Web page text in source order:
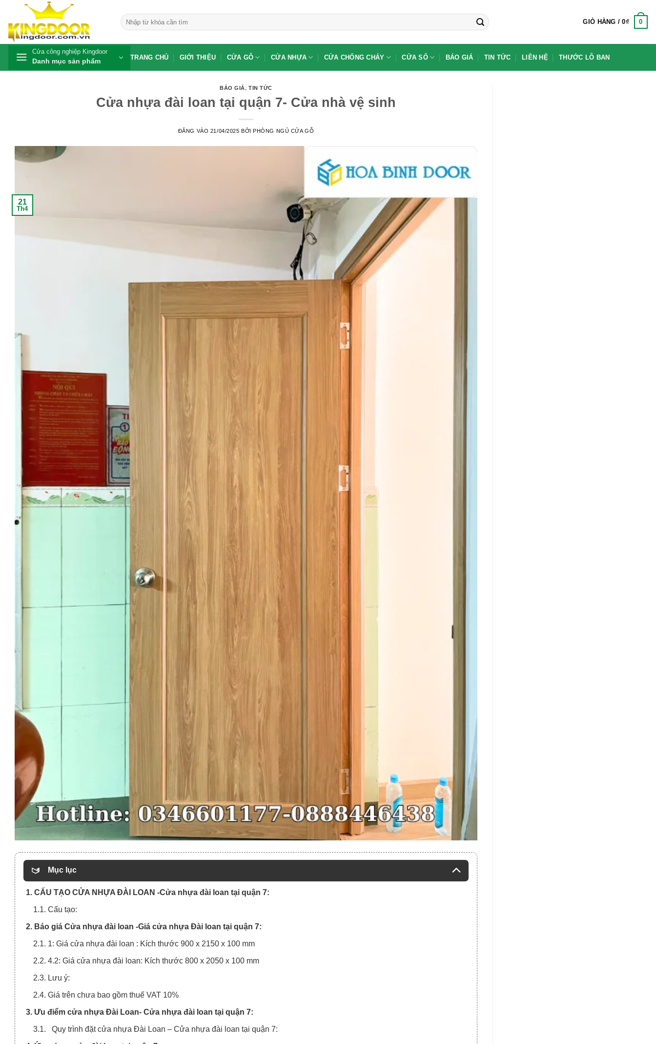
nội
dung
Tìm
kiếm:
GIỎ HÀNG /0₫ 0
Cửa công nghiệp Kingdoor
Danh mục sản phẩm TRANG CHỦ GIỚI THIỆU CỬA GỖ CỬA NHỰA CỬA CHỐNG CHÁY CỬA SỔ BÁO GIÁ TIN TỨC LIÊN HỆ THƯỚC LỖ BAN
BÁO GIÁ,TIN TỨC
Cửa nhựa đài loan tại quận 7- Cửa nhà vệ sinh
ĐĂNG VÀO 21/04/2025 BỞIPHÒNG NGỦ CỬA GỖ
21
Th4
Mục lục
1. CẤU TẠO CỬA NHỰA ĐÀI LOAN -Cửa nhựa đài loan tại quận 7:
1.1. Cấu tạo:
2. Báo giá Cửa nhựa đài loan -Giá cửa nhựa Đài loan tại quận 7:
2.1. 1: Giá cửa nhựa đài loan : Kích thước 900 x 2150 x 100 mm
2.2. 4.2: Giá cửa nhựa đài loan: Kích thước 800 x 2050 x 100 mm
2.3. Lưu ý:
2.4. Giá trên chưa bao gồm thuế VAT 10%
3. Ưu điểm cửa nhựa Đài Loan- Cửa nhựa đài loan tại quận 7:
3.1. Quy trình đặt cửa nhựa Đài Loan – Cửa nhựa đài loan tại quận 7: